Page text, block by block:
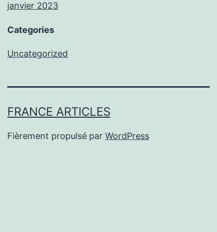
janvier 2023
Categories
Uncategorized
FRANCE ARTICLES
Fièrement propulsé par WordPress